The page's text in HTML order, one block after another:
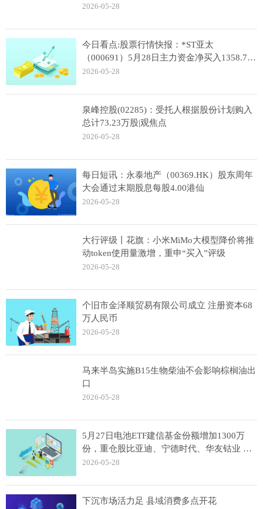
2026-05-28
今日看点:股票行情快报：*ST亚太
（000691）5月28日主力资金净买入1358.71
万元
2026-05-28
泉峰控股(02285)：受托人根据股份计划购入
总计73.23万股|观焦点
2026-05-28
每日短讯：永泰地产（00369.HK）股东周年
大会通过末期股息每股4.00港仙
2026-05-28
大行评级丨花旗：小米MiMo大模型降价将推
动token使用量激增，重申“买入”评级
2026-05-28
个旧市金泽顺贸易有限公司成立 注册资本68
万人民币
2026-05-28
马来半岛实施B15生物柴油不会影响棕榈油出
口
2026-05-28
5月27日电池ETF建信基金份额增加1300万
份，重仓股比亚迪、宁德时代、华友钴业 观
察
2026-05-28
下沉市场活力足 县域消费多点开花